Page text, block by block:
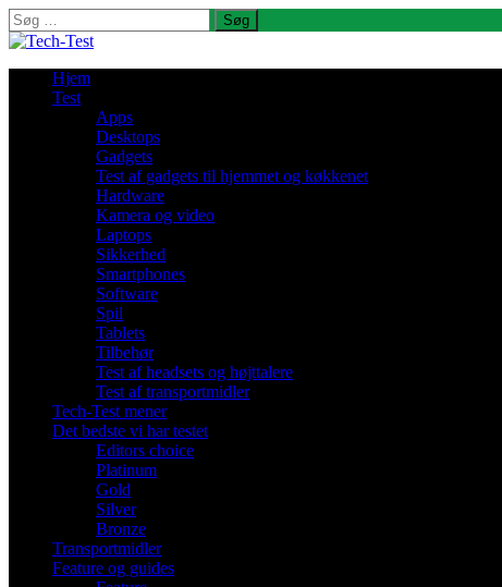
Søg
efter:
Hjem
Test
Apps
Desktops
Gadgets
Test af gadgets til hjemmet og køkkenet
Hardware
Kamera og video
Laptops
Sikkerhed
Smartphones
Software
Spil
Tablets
Tilbehør
Test af headsets og højttalere
Test af transportmidler
Tech-Test mener
Det bedste vi har testet
Editors choice
Platinum
Gold
Silver
Bronze
Transportmidler
Feature og guides